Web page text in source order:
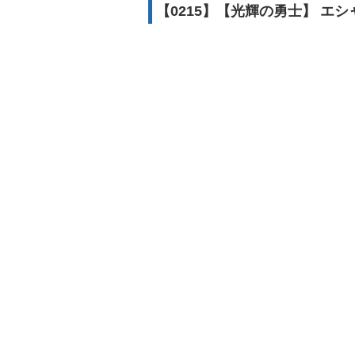
【0215】【光輝の勇士】 エシ